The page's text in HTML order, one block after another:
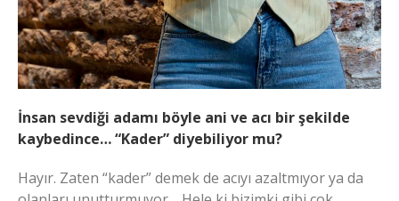
İnsan sevdiği adamı böyle ani ve acı bir şekilde
kaybedince… “Kader” diyebiliyor mu?
Hayır. Zaten “kader” demek de acıyı azaltmıyor ya da